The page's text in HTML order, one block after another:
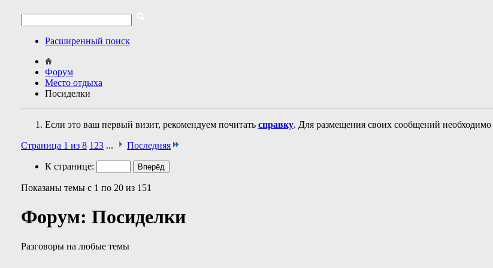
Расширенный поиск
Форум
Место отдыха
Посиделки
Если это ваш первый визит, рекомендуем почитать справку. Для размещения своих сообщений необходимо
Страница 1 из 8 1 23 ... Последняя
К странице:
Показаны темы с 1 по 20 из 151
Форум: Посиделки
Разговоры на любые темы